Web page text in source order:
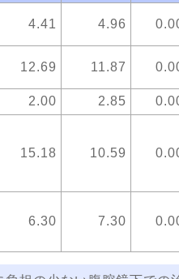
4.41 4.96
12.69 11.87
2.00 2.85
15.18 10.59
6.30 7.30